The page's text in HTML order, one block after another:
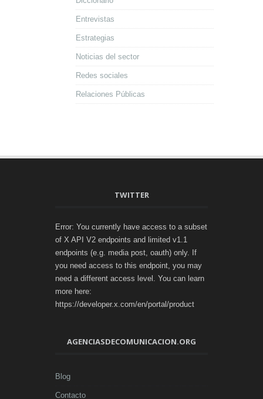
Entrevistas
Estrategias
Noticias del sector
Redes sociales
Relaciones Públicas
TWITTER
Error: You currently have access to a subset
of X API V2 endpoints and limited v1.1
endpoints (e.g. media post, oauth) only. If
you need access to this endpoint, you may
need a different access level. You can learn
more here:
https://developer.x.com/en/portal/product
AGENCIASDECOMUNICACION.ORG
Blog
Contacto